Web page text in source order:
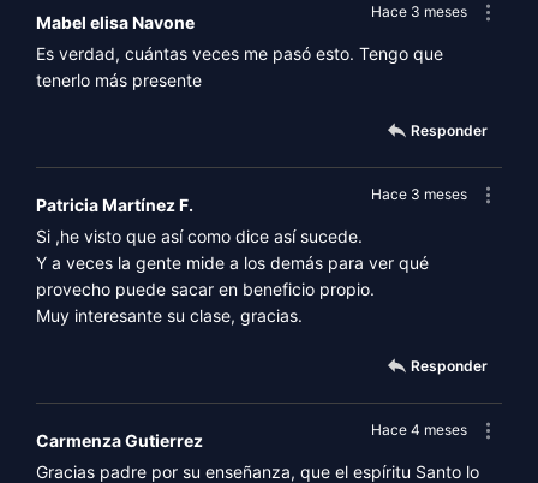
Hace 3 meses
Mabel elisa Navone
Es verdad, cuántas veces me pasó esto. Tengo que
tenerlo más presente
Responder
Hace 3 meses
Patricia Martínez F.
Si ,he visto que así como dice así sucede.
Y a veces la gente mide a los demás para ver qué
provecho puede sacar en beneficio propio.
Muy interesante su clase, gracias.
Responder
Hace 4 meses
Carmenza Gutierrez
Gracias padre por su enseñanza, que el espíritu Santo lo